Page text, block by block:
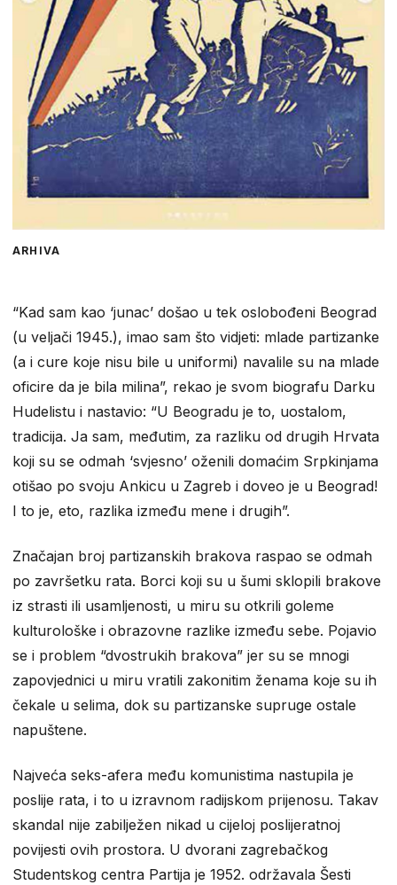
ARHIVA
“Kad sam kao ‘junac’ došao u tek oslobođeni Beograd
(u veljači 1945.), imao sam što vidjeti: mlade partizanke
(a i cure koje nisu bile u uniformi) navalile su na mlade
oficire da je bila milina”, rekao je svom biografu Darku
Hudelistu i nastavio: “U Beogradu je to, uostalom,
tradicija. Ja sam, međutim, za razliku od drugih Hrvata
koji su se odmah ‘svjesno’ oženili domaćim Srpkinjama
otišao po svoju Ankicu u Zagreb i doveo je u Beograd!
I to je, eto, razlika između mene i drugih”.
Značajan broj partizanskih brakova raspao se odmah
po završetku rata. Borci koji su u šumi sklopili brakove
iz strasti ili usamljenosti, u miru su otkrili goleme
kulturološke i obrazovne razlike između sebe. Pojavio
se i problem “dvostrukih brakova” jer su se mnogi
zapovjednici u miru vratili zakonitim ženama koje su ih
čekale u selima, dok su partizanske supruge ostale
napuštene.
Najveća seks-afera među komunistima nastupila je
poslije rata, i to u izravnom radijskom prijenosu. Takav
skandal nije zabilježen nikad u cijeloj poslijeratnoj
povijesti ovih prostora. U dvorani zagrebačkog
Studentskog centra Partija je 1952. održavala Šesti